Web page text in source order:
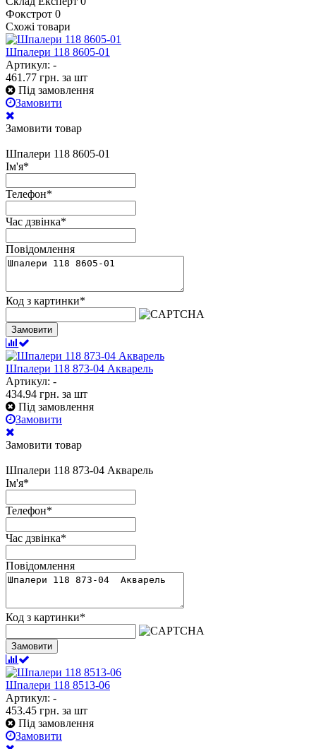
Фокстрот 0
Схожі товари
Шпалери 118 8605-01
Артикул: -
461.77 грн. за шт
Під замовлення
Замовити
Замовити товар
Шпалери 118 8605-01
Ім'я*
Телефон*
Час дзвінка*
Повідомлення
Код з картинки*
Замовити
Шпалери 118 873-04 Акварель
Артикул: -
434.94 грн. за шт
Під замовлення
Замовити
Замовити товар
Шпалери 118 873-04 Акварель
Ім'я*
Телефон*
Час дзвінка*
Повідомлення
Код з картинки*
Замовити
Шпалери 118 8513-06
Артикул: -
453.45 грн. за шт
Під замовлення
Замовити